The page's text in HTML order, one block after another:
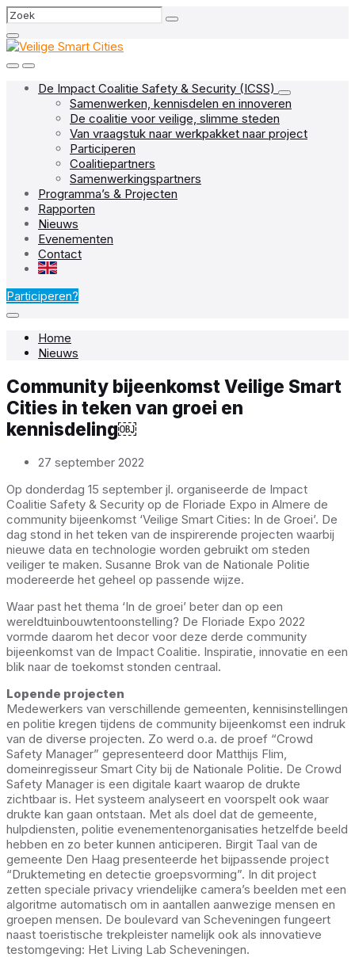
Skip
to
content
Skip
to
main
navigation
Skip
to
footer
Search
De Impact Coalitie Safety & Security (ICSS)
Samenwerken, kennisdelen en innoveren
De coalitie voor veilige, slimme steden
Van vraagstuk naar werkpakket naar project
Participeren
Coalitiepartners
Samenwerkingspartners
Programma’s & Projecten
Rapporten
Nieuws
Evenementen
Contact
EN
Participeren?
Home
Nieuws
Community bijeenkomst Veilige Smart
Cities in teken van groei en
kennisdeling￼
27 september 2022
Op donderdag 15 september jl. organiseerde de Impact
Coalitie Safety & Security op de Floriade Expo in Almere de
community bijeenkomst ‘Veilige Smart Cities: In de Groei’. De
dag stond in het teken van de inspirerende projecten waarbij
nieuwe data en technologie worden gebruikt om steden
veiliger te maken. Susanne Brok van de Nationale Politie
modereerde het geheel op passende wijze.
Waar past het thema ‘In de groei’ beter dan op een
wereldtuinbouwtentoonstelling? De Floriade Expo 2022
vormde daarom het decor voor deze derde community
bijeenkomst van de Impact Coalitie. Inspiratie, innovatie en een
blik naar de toekomst stonden centraal.
Lopende projecten
Medewerkers van verschillende gemeenten, kennisinstellingen
en politie kregen tijdens de community bijeenkomst een indruk
van de diverse projecten. Zo werd o.a. de proef “Crowd
Safety Manager” gepresenteerd door Matthijs Flim,
domeinregisseur Smart City bij de Nationale Politie. De Crowd
Safety Manager is een digitale kaart waarop de drukte
zichtbaar is. Het systeem analyseert en voorspelt ook waar
drukte kan gaan ontstaan. Met als doel dat de gemeente,
hulpdiensten, politie evenementenorganisaties hetzelfde beeld
hebben en zo beter kunnen anticiperen. Birgit Taal van de
gemeente Den Haag presenteerde het bijpassende project
“Druktemeting en detectie groepsvorming”. In dit project
zetten speciale privacy vriendelijke camera’s beelden met een
algoritme automatisch om in aantallen aanwezige mensen en
groepen mensen. De boulevard van Scheveningen fungeert
naast toeristische trekpleister namelijk ook als innovatieve
testomgeving: Het Living Lab Scheveningen.